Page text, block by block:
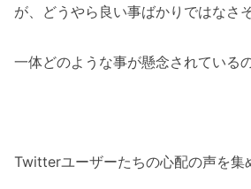
が、どうやら良い事ばかりではなさ
一体どのような事が懸念されている
Twitterユーザーたちの心配の声を集